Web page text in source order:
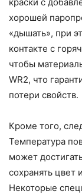
хорошей
«дышать», при
контакте с
чтобы
WR2, что
потери свойств.
Кроме того,
Температура
может
сохранять цвет
Некоторые